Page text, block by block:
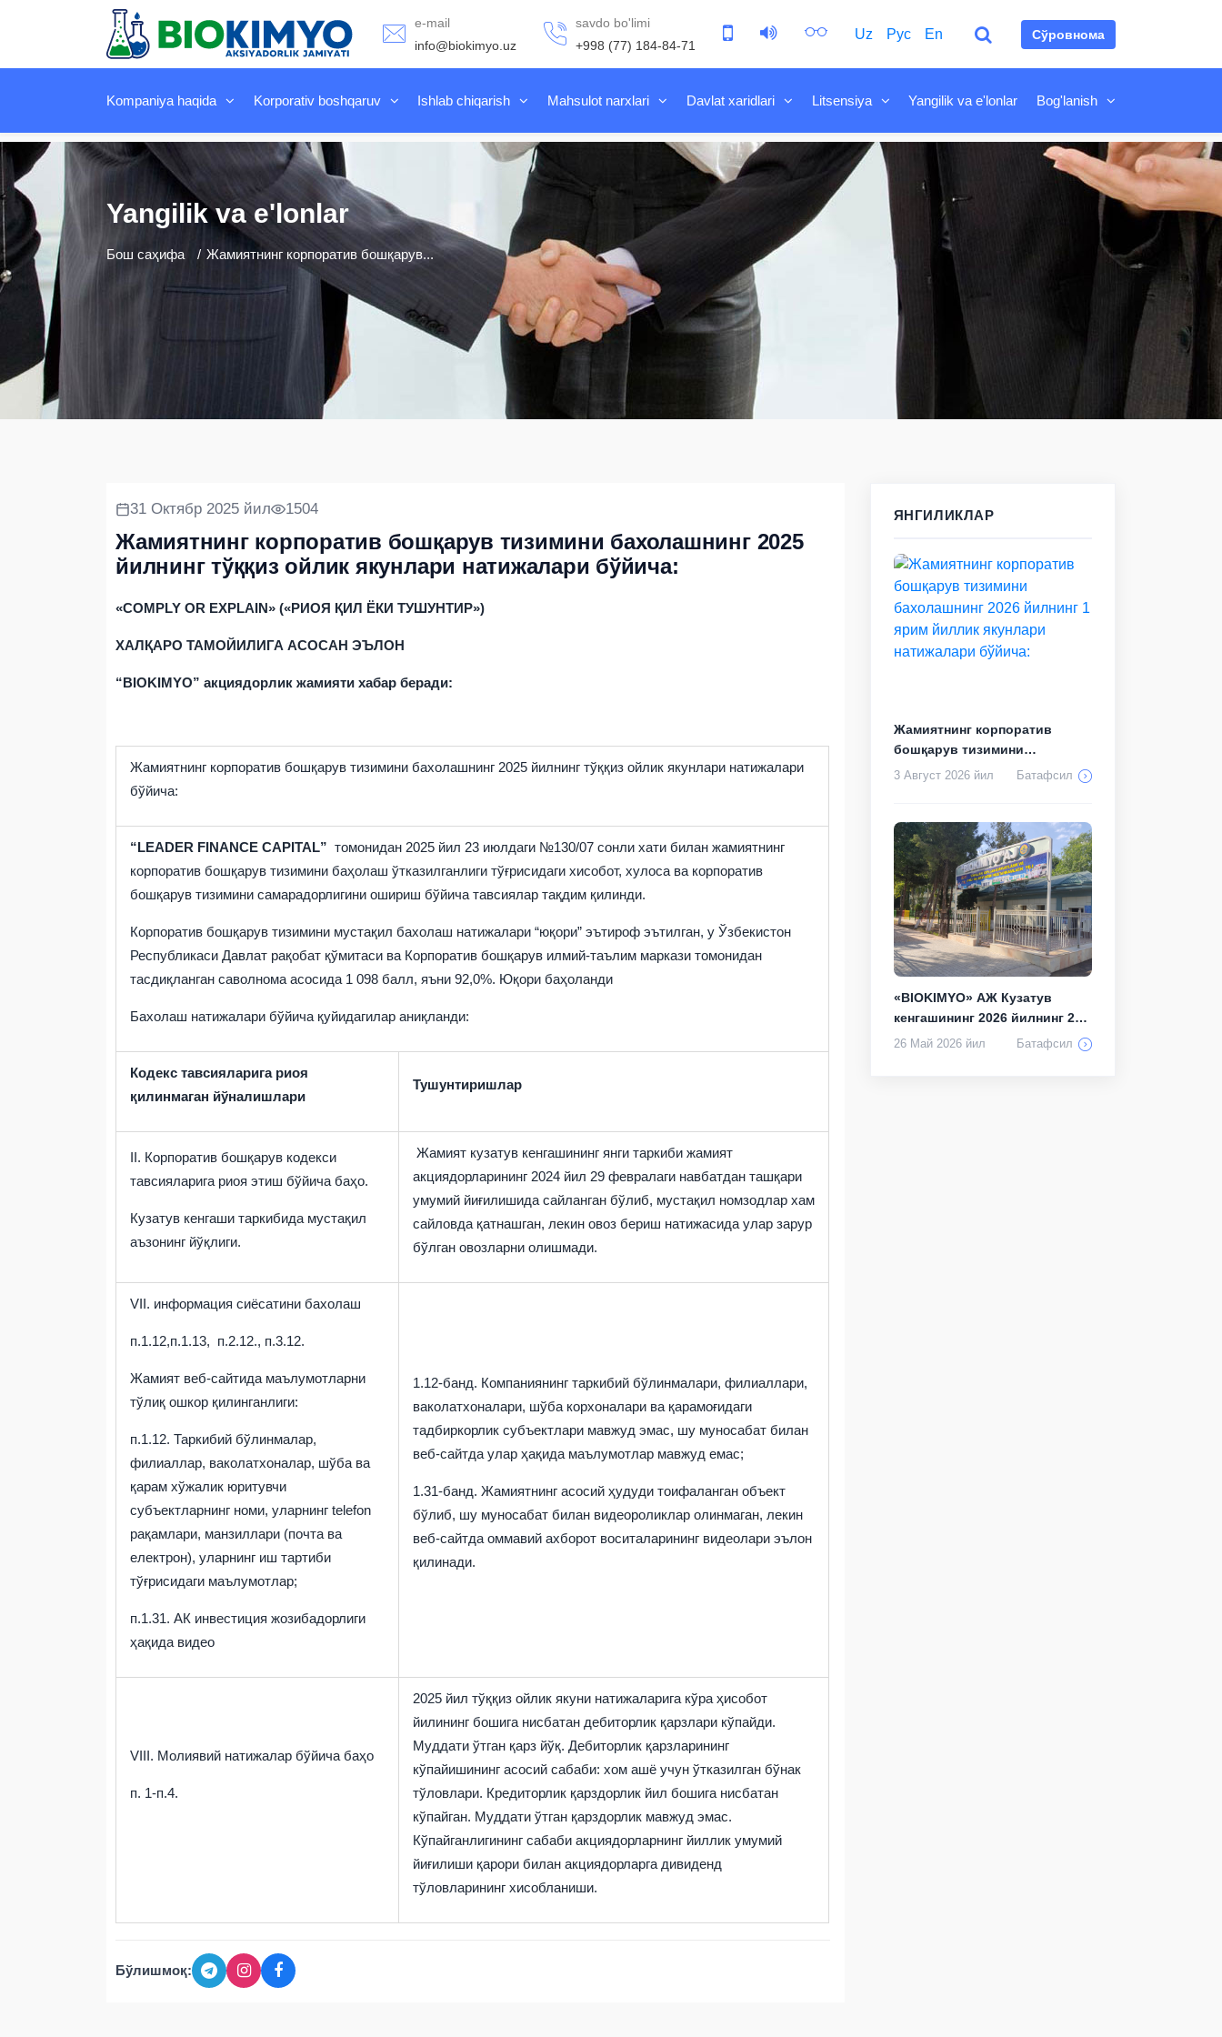
e-mail
info@biokimyo.uz
savdo bo'limi
+998 (77) 184-84-71
Uz Рус En Сўровнома
Kompaniya haqida Korporativ boshqaruv Ishlab chiqarish Mahsulot narxlari Davlat xaridlari Litsensiya Yangilik va e'lonlar Bog'lanish
Yangilik va e'lonlar
Бош саҳифа Жамиятнинг корпоратив бошқарув...
31 Октябр 2025 йил 1504
Жамиятнинг корпоратив бошқарув тизимини бахолашнинг 2025
йилнинг тўққиз ойлик якунлари натижалари бўйича:
«COMPLY OR EXPLAIN» («РИОЯ ҚИЛ ЁКИ ТУШУНТИР»)
ХАЛҚАРО ТАМОЙИЛИГА АСОСАН ЭЪЛОН
“BIOKIMYO” акциядорлик жамияти хабар беради:
Жамиятнинг корпоратив бошқарув тизимини бахолашнинг 2025 йилнинг тўққиз ойлик якунлари натижалари
бўйича:
“LEADER FINANCE CAPITAL” томонидан 2025 йил 23 июлдаги №130/07 сонли хати билан жамиятнинг
корпоратив бошқарув тизимини баҳолаш ўтказилганлиги тўғрисидаги хисобот, хулоса ва корпоратив
бошқарув тизимини самарадорлигини ошириш бўйича тавсиялар тақдим қилинди.
Корпоратив бошқарув тизимини мустақил бахолаш натижалари “юқори” эътироф эътилган, у Ўзбекистон
Республикаси Давлат рақобат қўмитаси ва Корпоратив бошқарув илмий-таълим маркази томонидан
тасдиқланган саволнома асосида 1 098 балл, яъни 92,0%. Юқори баҳоланди
Бахолаш натижалари бўйича қуйидагилар аниқланди:
Кодекс тавсияларига риоя
қилинмаган йўналишлари
Тушунтиришлар
II. Корпоратив бошқарув кодекси
тавсияларига риоя этиш бўйича баҳо.
Кузатув кенгаши таркибида мустақил
аъзонинг йўқлиги.
Жамият кузатув кенгашининг янги таркиби жамият
акциядорларининг 2024 йил 29 февралаги навбатдан ташқари
умумий йиғилишида сайланган бўлиб, мустақил номзодлар хам
сайловда қатнашган, лекин овоз бериш натижасида улар зарур
бўлган овозларни олишмади.
VII. информация сиёсатини бахолаш
п.1.12,п.1.13, п.2.12., п.3.12.
Жамият веб-сайтида маълумотларни
тўлиқ ошкор қилинганлиги:
п.1.12. Таркибий бўлинмалар,
филиаллар, ваколатхоналар, шўба ва
қарам хўжалик юритувчи
субъектларнинг номи, уларнинг telefon
рақамлари, манзиллари (почта ва
електрон), уларнинг иш тартиби
тўғрисидаги маълумотлар;
п.1.31. АК инвестиция жозибадорлиги
ҳақида видео
1.12-банд. Компаниянинг таркибий бўлинмалари, филиаллари,
ваколатхоналари, шўба корхоналари ва қарамоғидаги
тадбиркорлик субъектлари мавжуд эмас, шу муносабат билан
веб-сайтда улар ҳақида маълумотлар мавжуд емас;
1.31-банд. Жамиятнинг асосий ҳудуди тоифаланган объект
бўлиб, шу муносабат билан видеороликлар олинмаган, лекин
веб-сайтда оммавий ахборот воситаларининг видеолари эълон
қилинади.
VIII. Молиявий натижалар бўйича баҳо
п. 1-п.4.
2025 йил тўққиз ойлик якуни натижаларига кўра ҳисобот
йилининг бошига нисбатан дебиторлик қарзлари кўпайди.
Муддати ўтган қарз йўқ. Дебиторлик қарзларининг
кўпайишининг асосий сабаби: хом ашё учун ўтказилган бўнак
тўловлари. Кредиторлик қарздорлик йил бошига нисбатан
кўпайган. Муддати ўтган қарздорлик мавжуд эмас.
Кўпайганлигининг сабаби акциядорларнинг йиллик умумий
йиғилиши қарори билан акциядорларга дивиденд
тўловларининг хисобланиши.
Бўлишмоқ:
ЯНГИЛИКЛАР
Жамиятнинг корпоратив
бошқарув тизимини
бахолашнинг 2026 йил...
3 Август 2026 йил Батафсил
«BIOKIMYO» АЖ Кузатув
кенгашининг 2026 йилнинг 21
майдаги 11...
26 Май 2026 йил Батафсил